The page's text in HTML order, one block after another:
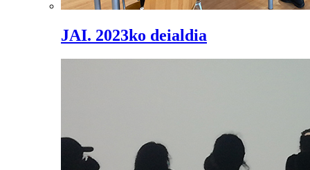
JAI. 2023ko deialdia